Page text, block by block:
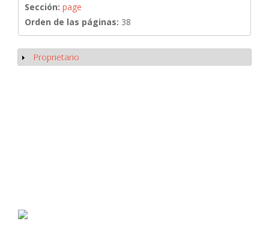
Sección: page
Orden de las páginas: 38
Mostrar
Proprietario